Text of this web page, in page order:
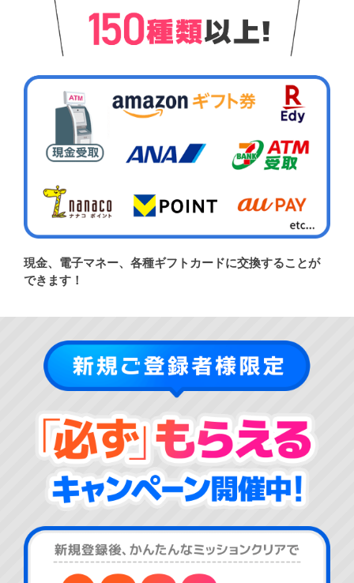
現金、電子マネー、各種ギフトカードに交換することが
できます！